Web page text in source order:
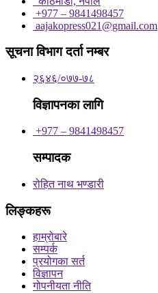
+977 – 9841498457
aajakopress021@gmail.com
सूचना विभाग दर्ता नम्बर
२६४६/०७७-७८
विज्ञापनका लागि
+977 – 9841498457
सम्पादक
रोहित नाथ भण्डारी
लिङ्कहरू
हाम्रोबारे
सम्पर्क
प्रयोगका सर्त
विज्ञापन
गोपनीयता नीति